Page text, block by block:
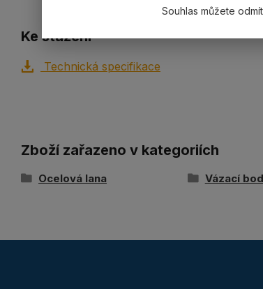
Ke stažení
Technická specifikace
Zboží zařazeno v kategoriích
Ocelová lana Vázací
Souhlas můžete